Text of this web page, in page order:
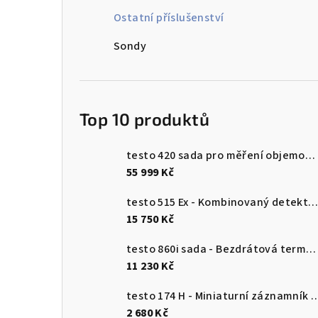
Ostatní příslušenství
Sondy
Top 10 produktů
testo 420 sada pro měření objemového průtoku
55 999 Kč
testo 515 Ex - Kombinovaný detektor úniku
15 750 Kč
testo 860i sada - Bezdrátová termokamera pro chytré telefony
11 230 Kč
testo 174 H - Miniaturní záznamník pro
2 680 Kč